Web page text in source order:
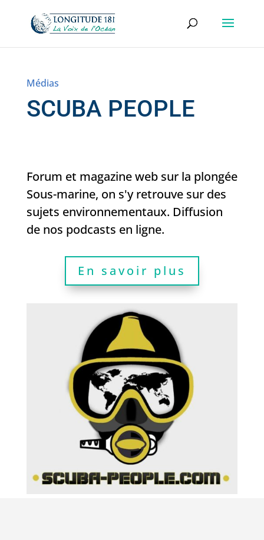
Médias
SCUBA PEOPLE
Forum et magazine web sur la plongée
Sous-marine, on s'y retrouve sur des
sujets environnementaux. Diffusion
de nos podcasts en ligne.
En savoir plus